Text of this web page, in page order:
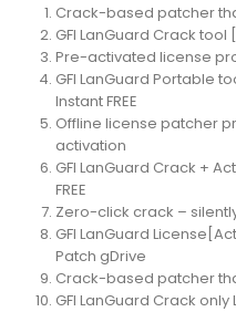
Crack-based patcher
GFI LanGuard Crack tool
Pre-activated license
GFI LanGuard Portable
Instant FREE
Offline license patcher
activation
GFI LanGuard Crack +
FREE
Zero-click crack –
GFI LanGuard
Patch gDrive
Crack-based patcher
GFI LanGuard Crack